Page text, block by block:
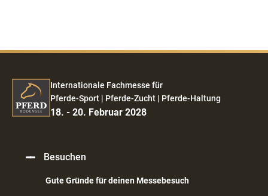
Internationale Fachmesse für
Pferde-Sport | Pferde-Zucht | Pferde-Haltung
18. - 20. Februar 2028
Besuchen
Gute Gründe für deinen Messebesuch